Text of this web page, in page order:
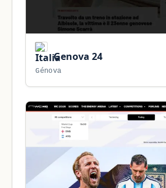
Genova 24
Génova